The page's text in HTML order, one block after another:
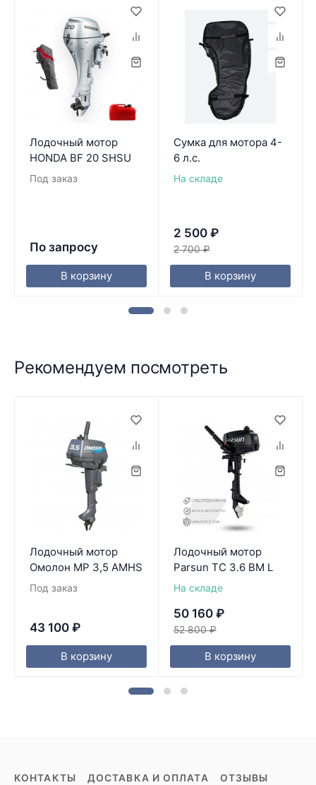
Лодочный мотор
HONDA BF 20 SHSU
Под заказ
По запросу
В корзину
Сумка для мотора 4-
6 л.с.
На складе
2 500 ₽
2 700 ₽
В корзину
Рекомендуем посмотреть
Лодочный мотор
Омолон MP 3,5 AMHS
Под заказ
43 100 ₽
В корзину
Лодочный мотор
Parsun TC 3.6 BM L
На складе
50 160 ₽
52 800 ₽
В корзину
КОНТАКТЫ ДОСТАВКА И ОПЛАТА ОТЗЫВЫ